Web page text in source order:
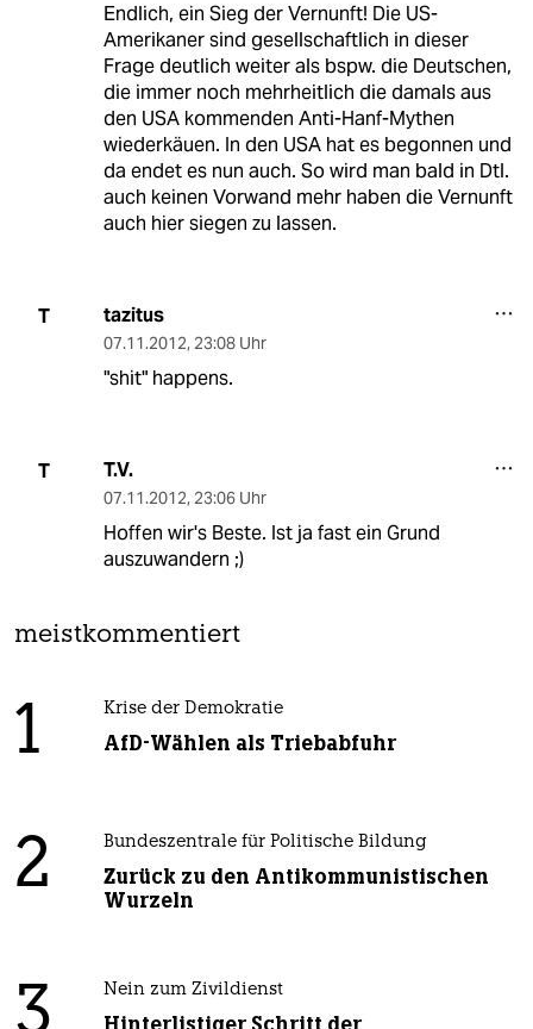
Endlich, ein Sieg der Vernunft! Die US-
Amerikaner sind gesellschaftlich in dieser
Frage deutlich weiter als bspw. die Deutschen,
die immer noch mehrheitlich die damals aus
den USA kommenden Anti-Hanf-Mythen
wiederkäuen. In den USA hat es begonnen und
da endet es nun auch. So wird man bald in Dtl.
auch keinen Vorwand mehr haben die Vernunft
auch hier siegen zu lassen.
T tazitus
07.11.2012, 23:08 Uhr
"shit" happens.
T T.V.
07.11.2012, 23:06 Uhr
Hoffen wir's Beste. Ist ja fast ein Grund
auszuwandern ;)
meistkommentiert
1 Krise der Demokratie
AfD-Wählen als Triebabfuhr
2 Bundeszentrale für Politische Bildung
Zurück zu den Antikommunistischen
Wurzeln
Nein zum Zivildienst